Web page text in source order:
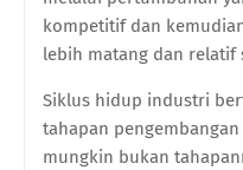
kompetitif dan
lebih matang dan relatif
Siklus hidup industri
tahapan
mungkin bukan